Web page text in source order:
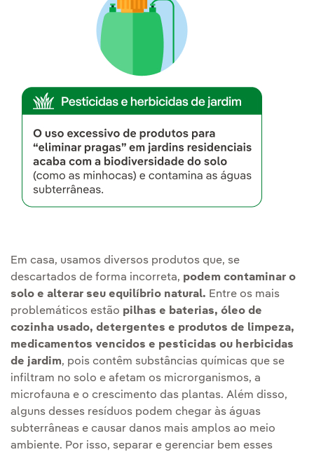
Em casa, usamos diversos produtos que, se
descartados de forma incorreta, podem contaminar o
solo e alterar seu equilíbrio natural. Entre os mais
problemáticos estão pilhas e baterias, óleo de
cozinha usado, detergentes e produtos de limpeza,
medicamentos vencidos e pesticidas ou herbicidas
de jardim, pois contêm substâncias químicas que se
infiltram no solo e afetam os microrganismos, a
microfauna e o crescimento das plantas. Além disso,
alguns desses resíduos podem chegar às águas
subterrâneas e causar danos mais amplos ao meio
ambiente. Por isso, separar e gerenciar bem esses